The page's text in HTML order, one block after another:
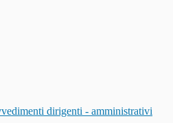
dirigenti - amministrativi